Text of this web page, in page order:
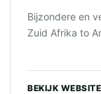
Bijzondere en
Zuid Afrika to
BEKIJK WEBSITE